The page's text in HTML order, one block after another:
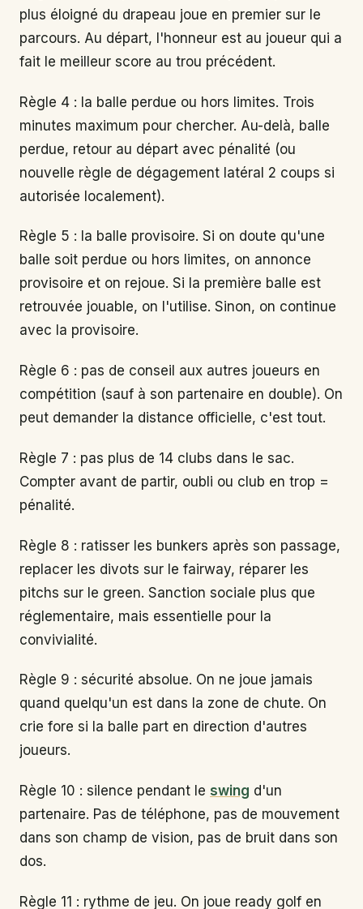
plus éloigné du drapeau joue en premier sur le
parcours. Au départ, l'honneur est au joueur qui a
fait le meilleur score au trou précédent.
Règle 4 : la balle perdue ou hors limites. Trois
minutes maximum pour chercher. Au-delà, balle
perdue, retour au départ avec pénalité (ou
nouvelle règle de dégagement latéral 2 coups si
autorisée localement).
Règle 5 : la balle provisoire. Si on doute qu'une
balle soit perdue ou hors limites, on annonce
provisoire et on rejoue. Si la première balle est
retrouvée jouable, on l'utilise. Sinon, on continue
avec la provisoire.
Règle 6 : pas de conseil aux autres joueurs en
compétition (sauf à son partenaire en double). On
peut demander la distance officielle, c'est tout.
Règle 7 : pas plus de 14 clubs dans le sac.
Compter avant de partir, oubli ou club en trop =
pénalité.
Règle 8 : ratisser les bunkers après son passage,
replacer les divots sur le fairway, réparer les
pitchs sur le green. Sanction sociale plus que
réglementaire, mais essentielle pour la
convivialité.
Règle 9 : sécurité absolue. On ne joue jamais
quand quelqu'un est dans la zone de chute. On
crie fore si la balle part en direction d'autres
joueurs.
Règle 10 : silence pendant le swing d'un
partenaire. Pas de téléphone, pas de mouvement
dans son champ de vision, pas de bruit dans son
dos.
Règle 11 : rythme de jeu. On joue ready golf en